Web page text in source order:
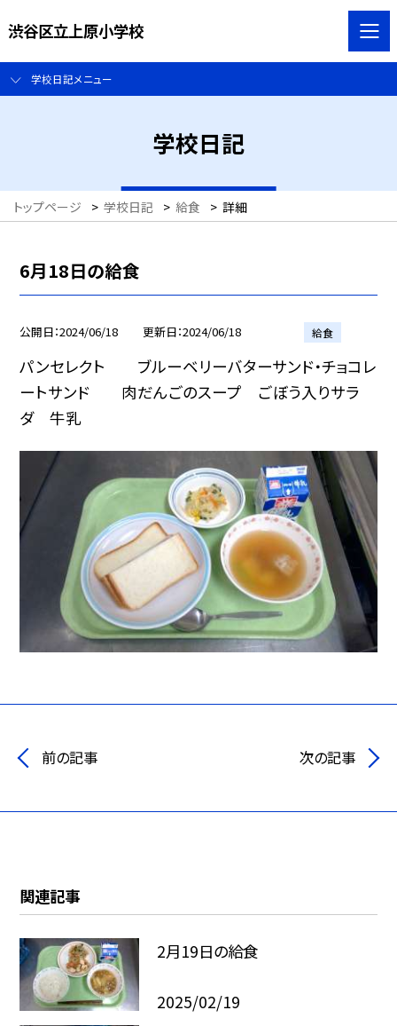
渋谷区立上原小学校
学校日記メニュー
学校日記
トップページ > 学校日記 > 給食 > 詳細
6月18日の給食
公開日 2024/06/18 更新日 2024/06/18 給食
パンセレクト ブルーベリーバターサンド・チョコレ
ートサンド 肉だんごのスープ ごぼう入りサラ
ダ 牛乳
前の記事 次の記事
関連記事
2月19日の給食
2025/02/19